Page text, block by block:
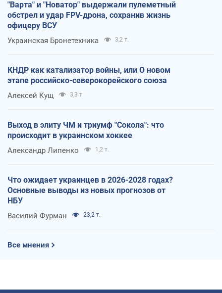
"Варта" и "Новатор" выдержали пулеметный
обстрел и удар FPV-дрона, сохранив жизнь
офицеру ВСУ
Украинская Бронетехника 3,2 т.
КНДР как катализатор войны, или О новом
этапе российско-северокорейского союза
Алексей Кущ 3,3 т.
Выход в элиту ЧМ и триумф "Сокола": что
происходит в украинском хоккее
Александр Липенко 1,2 т.
Что ожидает украинцев в 2026-2028 годах?
Основные выводы из новых прогнозов от
НБУ
Василий Фурман 23,2 т.
Все мнения